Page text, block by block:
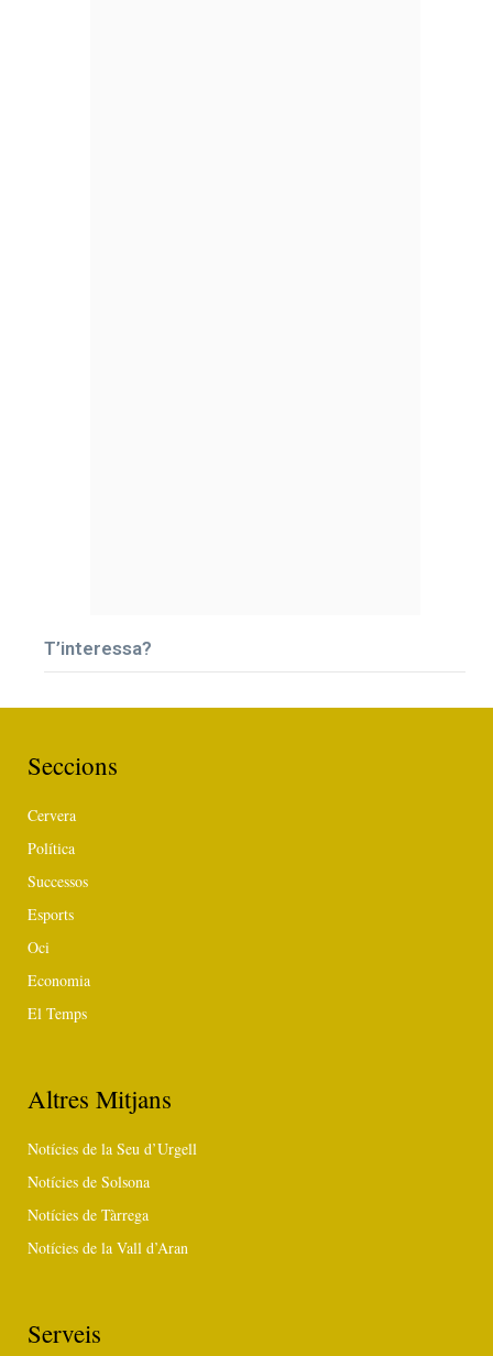
T’interessa?
Seccions
Cervera
Política
Successos
Esports
Oci
Economia
El Temps
Altres Mitjans
Notícies de la Seu d’Urgell
Notícies de Solsona
Notícies de Tàrrega
Notícies de la Vall d’Aran
Serveis